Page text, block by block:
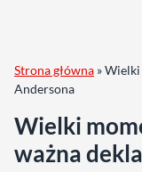
Strona główna »Wielki
Andersona
Wielki
ważna